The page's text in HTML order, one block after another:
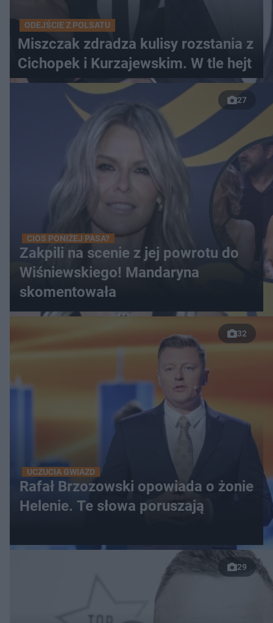
ODEJŚCIE Z POLSATU
Miszczak zdradza kulisy rozstania z
Cichopek i Kurzajewskim. W tle hejt
27
CIOS PONIŻEJ PASA?
Zakpili na scenie z jej powrotu do
Wiśniewskiego! Mandaryna
skomentowała
32
UCZUCIA GWIAZD
Rafał Brzozowski opowiada o żonie
Helenie. Te słowa poruszają
29